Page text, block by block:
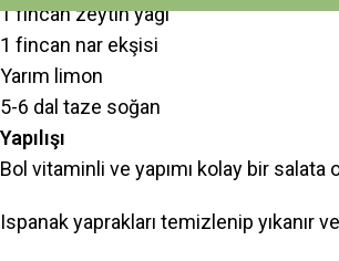
1 fincan zeytin yağı
1 fincan nar ekşisi
Yarım limon
5-6 dal taze soğan
Yapılışı
Bol vitaminli ve yapımı kolay bir
Ispanak yaprakları temizlenip yıkanır